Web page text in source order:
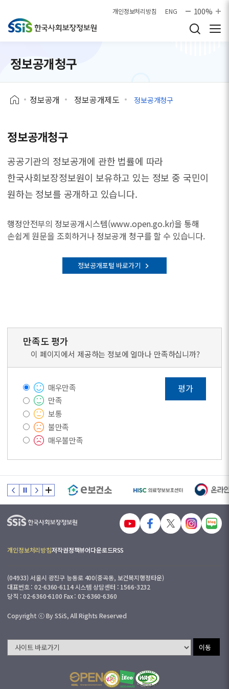
개인정보처리방침 ENG 100%
정보공개청구
정보공개 정보공개제도 정보공개청구
정보공개청구
공공기관의 정보공개에 관한 법률에 따라
한국사회보장정보원이 보유하고 있는 정보 중 국민이
원하는 정보를 공개하고 있습니다.
행정안전부의 정보공개시스템(www.open.go.kr)을 통해
손쉽게 원문을 조회하거나 정보공개 청구를 할 수 있습니다.
정보공개포털 바로가기
만족도 평가
이 페이지에서 제공하는 정보에 얼마나 만족하십니까?
매우만족
만족
보통
불만족
매우불만족
평가
개인정보처리방침저작권정책뷰어다운로드RSS
(04933) 서울시 광진구 능동로 400(중곡동, 보건복지행정타운)
대표번호 : 02-6360-6114 시스템 상담센터 : 1566-3232
당직 : 02-6360-6100 Fax : 02-6360-6360
Copyright ⓒ By SSiS, All Rights Reserved
이동